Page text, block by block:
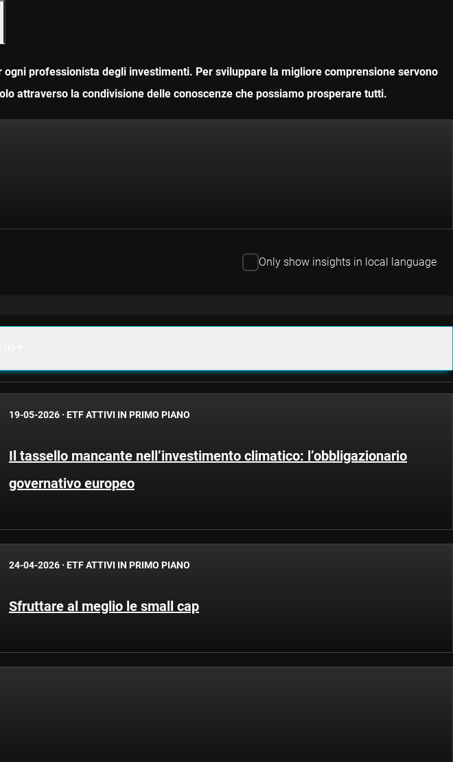
professionista degli investimenti. Per sviluppare la migliore comprensione servono
attraverso la condivisione delle conoscenze che possiamo prosperare tutti.
Only show insights in local language
19-05-2026 · ETF ATTIVI IN PRIMO PIANO
Il tassello mancante nell’investimento climatico: l’obbligazionario
governativo europeo
24-04-2026 · ETF ATTIVI IN PRIMO PIANO
Sfruttare al meglio le small cap